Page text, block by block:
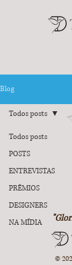
Blog
Todos posts
POSTS
ENTREVISTAS
PRÊMIOS
DESIGNERS
NA MÍDIA
Todos posts
©